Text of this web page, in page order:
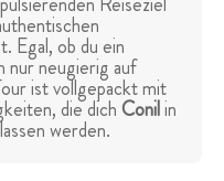
Egal, ob du ein
nur neugierig auf
ist vollgepackt mit
die dichConilin
werden.